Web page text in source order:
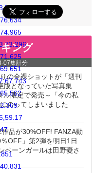
ング
07集計分
の全裸ショットが「週刊
版となっていた写真集
ル限定で発売～「今の私
のってしまいました
品が30%OFF! FANZA動
OFF」第2弾を明日1日
ペーンガールは田野憂さ